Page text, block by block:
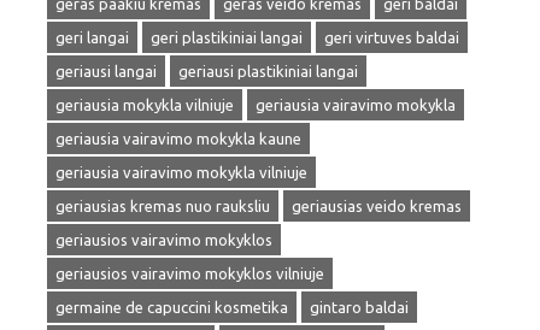
geras paakiu kremas
geras veido kremas
geri baldai
geri langai
geri plastikiniai langai
geri virtuves baldai
geriausi langai
geriausi plastikiniai langai
geriausia mokykla vilniuje
geriausia vairavimo mokykla
geriausia vairavimo mokykla kaune
geriausia vairavimo mokykla vilniuje
geriausias kremas nuo rauksliu
geriausias veido kremas
geriausios vairavimo mokyklos
geriausios vairavimo mokyklos vilniuje
germaine de capuccini kosmetika
gintaro baldai